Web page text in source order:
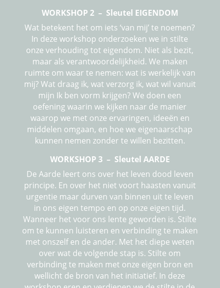
WORKSHOP 2 – Sleutel EIGENDOM
Wat betekent het om iets ‘van mij’ te noemen?
In deze workshop onderzoeken we in stilte
onze verhouding tot eigendom. Niet als bezit,
maar als verantwoordelijkheid. We maken
ruimte om waar te nemen: wat is werkelijk van
mij? Wat draag ik, wat verzorg ik, wat wil vanuit
mijn Ik ben vorm krijgen? We doen een
oefening waarin we kijken naar de manier
waarop we met onze ervaringen, ideeën en
middelen omgaan, en hoe we eigenaarschap
kunnen nemen zonder te willen bezitten.
WORKSHOP 3 – Sleutel AARDE
De Aarde leert ons over het leven dood leven
principe. En over het niet voort haasten vanuit
urgentie maar durven van binnen uit te leven
in ons eigen tempo en op onze eigen tijd.
Wanneer het voor ons lente geworden is. Stilte
om te kunnen luisteren en verbinding te maken
met onszelf en de ander. Met het diepe weten
over wat de volgende stap is. Stilte om
verbinding te maken met onze eigen bron en
wellicht de bron van het initiatief. In deze